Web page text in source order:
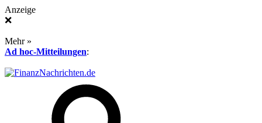
Anzeige
❌
Mehr »
Ad hoc-Mitteilungen: